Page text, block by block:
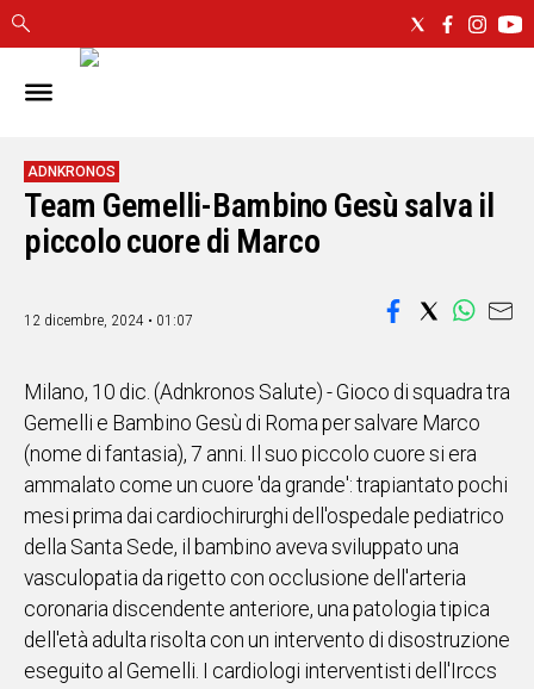
IN
CAGLIARI
SASSARI
NUORO
ORISTANO
GALLURA
MEDIO
CAMPIDANO
ALTRE
NOTIZIE
POLITICA
ITALIA
NEL
MONDO
SPORT
ADNKRONOS
Team Gemelli-Bambino Gesù salva il
piccolo cuore di Marco
12 dicembre, 2024 • 01:07
Milano, 10 dic. (Adnkronos Salute) - Gioco di squadra tra
Gemelli e Bambino Gesù di Roma per salvare Marco
(nome di fantasia), 7 anni. Il suo piccolo cuore si era
ammalato come un cuore 'da grande': trapiantato pochi
mesi prima dai cardiochirurghi dell'ospedale pediatrico
della Santa Sede, il bambino aveva sviluppato una
vasculopatia da rigetto con occlusione dell'arteria
coronaria discendente anteriore, una patologia tipica
dell'età adulta risolta con un intervento di disostruzione
eseguito al Gemelli. I cardiologi interventisti dell'Irccs